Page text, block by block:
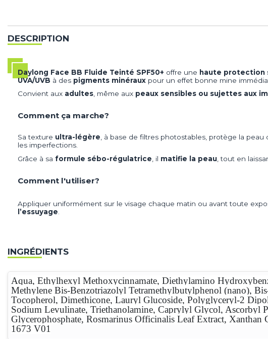
DESCRIPTION
Daylong Face BB Fluide Teinté SPF50+ offre une haute protection
UVA/UVB à des pigments minéraux pour un effet bonne mine
Convient aux adultes, même aux peaux sensibles ou sujettes aux
Comment ça marche?
Sa texture ultra-légère , à base de filtres photostables, protège la peau
les imperfections.
Grâce à sa formule sébo-régulatrice , il matifie la peau , tout en
Comment l'utiliser?
Appliquer uniformément sur le visage chaque matin ou avant toute
l’essuyage.
INGRÉDIENTS
Aqua, Ethylhexyl Methoxycinnamate, Diethylamino
Methylene Bis-Benzotriazolyl Tetramethylbutylphenol (nano),
Tocopherol, Dimethicone, Lauryl Glucoside, Polyglyceryl-2
Sodium Levulinate, Triethanolamine, Caprylyl Glycol, Ascorbyl
Glycerophosphate, Rosmarinus Officinalis Leaf Extract,
1673 V01